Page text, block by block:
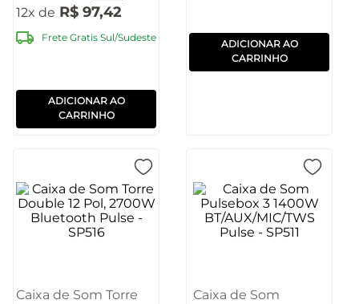
12 R$ 97,42
Frete Gratis Sul/Sudeste
ADICIONAR AO
CARRINHO
ADICIONAR AO
CARRINHO
Caixa de Som Torre
Caixa de Som